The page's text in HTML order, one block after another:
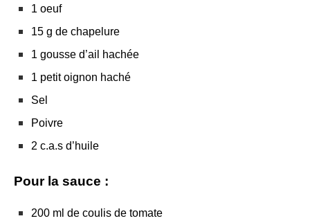
1 oeuf
15 g de chapelure
1 gousse d’ail hachée
1 petit oignon haché
Sel
Poivre
2 c.a.s d’huile
Pour la sauce :
200 ml de coulis de tomate